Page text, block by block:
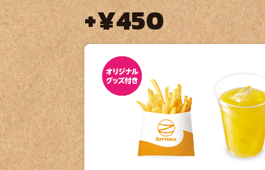
+¥450